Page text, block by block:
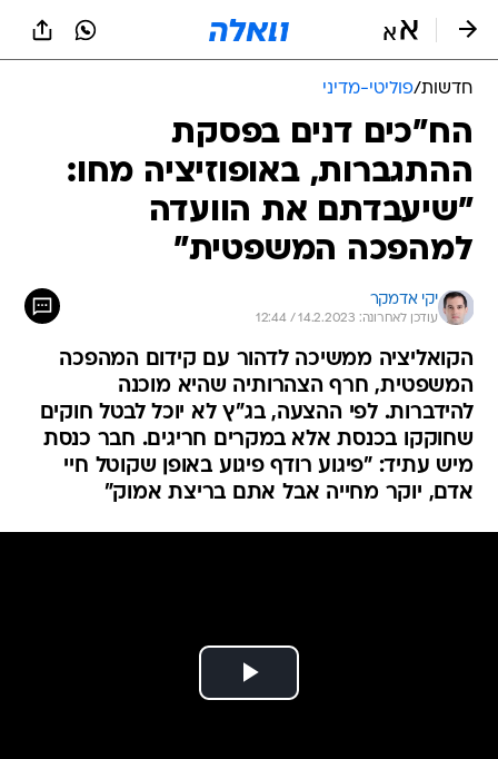
חדשות/פוליטי-מדיני
הח"כים דנים בפסקת
ההתגברות, באופוזיציה מחו:
"שיעבדתם את הוועדה
למהפכה המשפטית"
יקי אדמקר
עודכן לאחרונה: 14.2.2023 / 12:44
הקואליציה ממשיכה לדהור עם קידום המהפכה
המשפטית, חרף הצהרותיה שהיא מוכנה
להידברות. לפי ההצעה, בג"ץ לא יוכל לבטל חוקים
שחוקקו בכנסת אלא במקרים חריגים. חבר כנסת
מיש עתיד: "פיגוע רודף פיגוע באופן שקוטל חיי
אדם, יוקר מחייה אבל אתם בריצת אמוק"